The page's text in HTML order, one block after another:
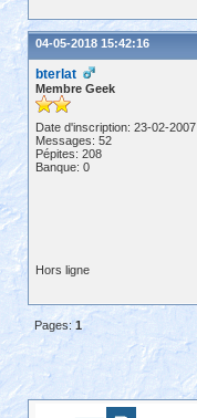
04-05-2018 15:42:16
bterlat
Membre Geek
Date d'inscription: 23-02-2007
Messages: 52
Pépites: 208
Banque: 0
Hors ligne
Pages:1